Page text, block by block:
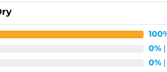
100%
0%|
0%|